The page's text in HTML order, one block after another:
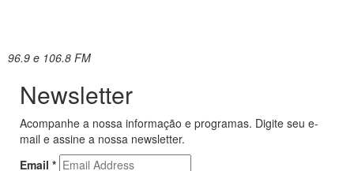
96.9 e 106.8 FM
Newsletter
Acompanhe a nossa informação e programas. Digite seu e-
mail e assine a nossa newsletter.
Email *